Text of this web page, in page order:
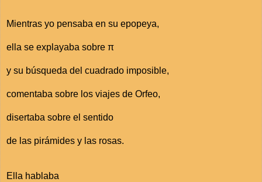
Mientras yo pensaba en su epopeya,
ella se explayaba sobre π
y su búsqueda del cuadrado imposible,
comentaba sobre los viajes de Orfeo,
disertaba sobre el sentido
de las pirámides y las rosas.
Ella hablaba